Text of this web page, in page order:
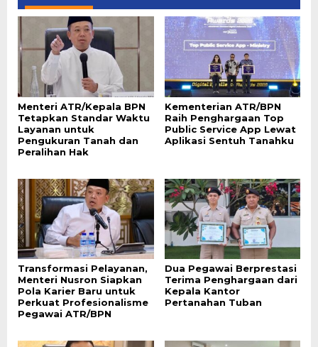
Menteri ATR/Kepala BPN
Tetapkan Standar Waktu
Layanan untuk
Pengukuran Tanah dan
Peralihan Hak
Kementerian ATR/BPN
Raih Penghargaan Top
Public Service App Lewat
Aplikasi Sentuh Tanahku
Transformasi Pelayanan,
Menteri Nusron Siapkan
Pola Karier Baru untuk
Perkuat Profesionalisme
Pegawai ATR/BPN
Dua Pegawai Berprestasi
Terima Penghargaan dari
Kepala Kantor
Pertanahan Tuban